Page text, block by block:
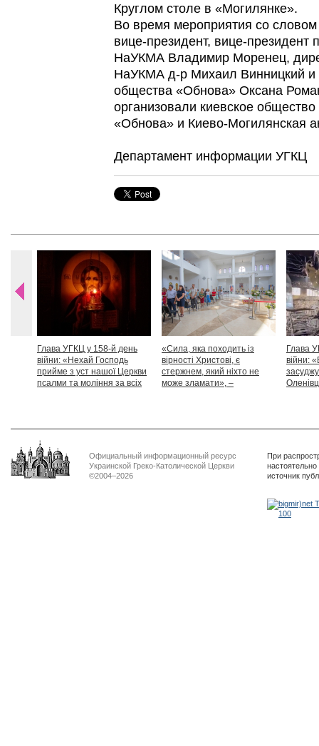
Круглом столе в «Могилянке».
Во время мероприятия со
вице-президент, вице-президент
НаУКМА Владимир Моренец,
НаУКМА д-р Михаил Винницкий и
общества «Обнова» Оксана
организовали киевское общество
«Обнова» и Киево-Могилянская
Департамент информации УГКЦ
Глава УГКЦ у 158-й день
війни: «Нехай Господь
прийме з уст нашої Церкви
псалми та моління за всіх
«Сила, яка походить із
вірності Христові, є
стержнем, який ніхто не
може зламати», –
Глава
війни:
Официальный информационный ресурс
Украинской Греко-Католической Церкви
©2004–2026
При
источник